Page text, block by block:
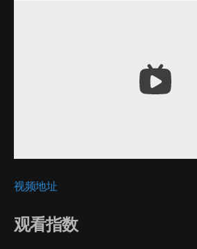
视频地址
观看指数